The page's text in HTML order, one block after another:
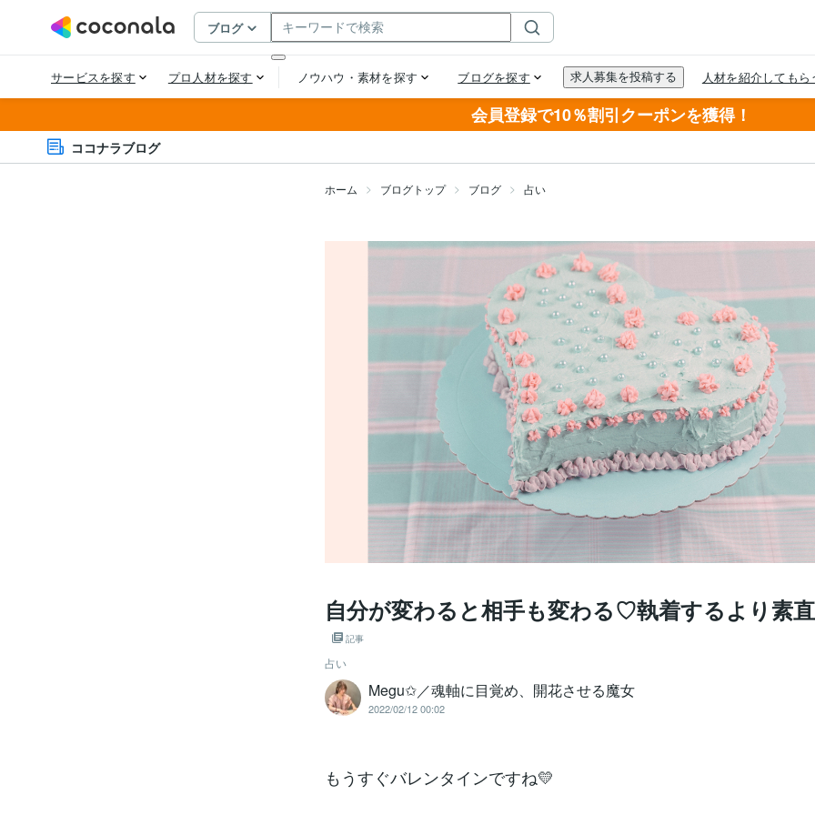
会員登録で10％割引クーポンを獲得！
ココナラブログ
ホーム ブログトップ ブログ 占い
自分が変わると相手も変わる♡執着するより素
記事
占い
Megu✩／魂軸に目覚め、開花させる魔女
2022/02/12 00:02
もうすぐバレンタインですね💛